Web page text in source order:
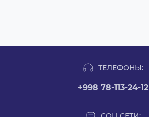
ТЕЛЕФОНЫ:
+998 78-113-24-12